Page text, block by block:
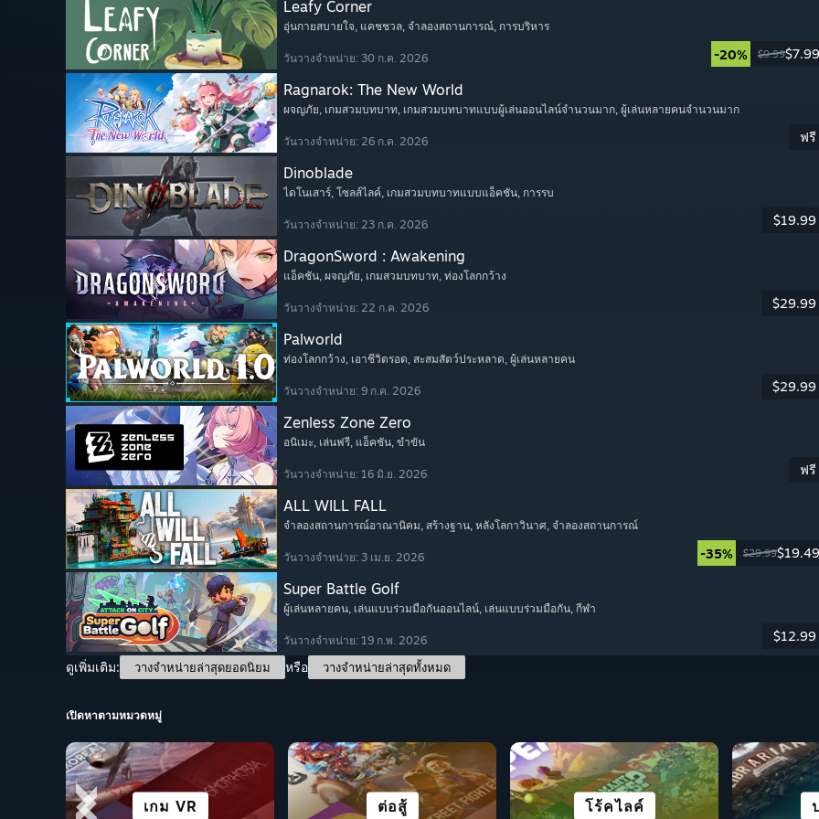
Leafy Corner
อุ่นกายสบายใจ, แคชชวล, จำลองสถานการณ์, การบริหาร
วันวางจำหน่าย: 30 ก.ค. 2026 -20% $9.99$7.99
Ragnarok: The New World
ผจญภัย, เกมสวมบทบาท, เกมสวมบทบาทแบบผู้เล่นออนไลน์จำนวนมาก, ผู้เล่นหลายคนจำนวนมาก
วันวางจำหน่าย: 26 ก.ค. 2026 ฟรี
Dinoblade
ไดโนเสาร์, โซลส์ไลค์, เกมสวมบทบาทแบบแอ็คชัน, การรบ
วันวางจำหน่าย: 23 ก.ค. 2026 $19.99
DragonSword : Awakening
แอ็คชัน, ผจญภัย, เกมสวมบทบาท, ท่องโลกกว้าง
วันวางจำหน่าย: 22 ก.ค. 2026 $29.99
Palworld
ท่องโลกกว้าง, เอาชีวิตรอด, สะสมสัตว์ประหลาด, ผู้เล่นหลายคน
วันวางจำหน่าย: 9 ก.ค. 2026 $29.99
Zenless Zone Zero
อนิเมะ, เล่นฟรี, แอ็คชัน, ขำขัน
วันวางจำหน่าย: 16 มิ.ย. 2026 ฟรี
ALL WILL FALL
จำลองสถานการณ์อาณานิคม, สร้างฐาน, หลังโลกาวินาศ, จำลองสถานการณ์
วันวางจำหน่าย: 3 เม.ย. 2026 -35% $29.99$19.49
Super Battle Golf
ผู้เล่นหลายคน, เล่นแบบร่วมมือกันออนไลน์, เล่นแบบร่วมมือกัน, กีฬา
วันวางจำหน่าย: 19 ก.พ. 2026
$12.99
ดูเพิ่มเติม:
วางจำหน่ายล่าสุดยอดนิยม หรือ วางจำหน่ายล่าสุดทั้งหมด
เปิดหาตามหมวดหมู่
เกม VR ต่อสู้ โร้คไลค์
แคชชวล เน้นการเล่าเรื่อง จำลองสถานการณ์
เมืองและการตั้ง
อาณานิคม
อนิเมะ ผจญภัย เ
เล่นฟรี สวมบทบาท
เล่นได้ดีบน STEAM
DECK